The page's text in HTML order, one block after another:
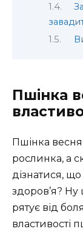
Пшінка
Пшінка
рослинка, а
дізнатися,
здоров’я? Ну
рятує від
властивості